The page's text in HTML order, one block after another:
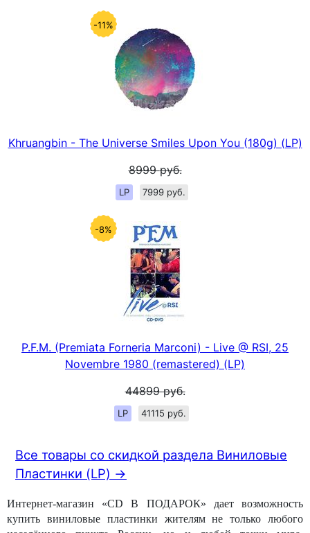
-11%
Khruangbin - The Universe Smiles Upon You (180g) (LP)
8999руб.
LP 7999 руб.
-8%
P.F.M. (Premiata Forneria Marconi) - Live @ RSI, 25
Novembre 1980 (remastered) (LP)
44899руб.
LP 41115 руб.
Все товары со скидкой раздела Виниловые
Пластинки (LP) →
Интернет-магазин «CD В ПОДАРОК» дает возможность
купить виниловые пластинки жителям не только любого